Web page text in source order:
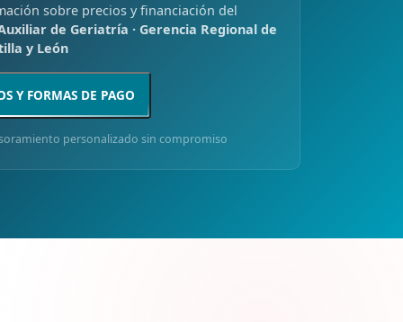
sobre precios y financiación del
de Geriatría · Gerencia Regional de
y León
Y FORMAS DE PAGO
personalizado sin compromiso